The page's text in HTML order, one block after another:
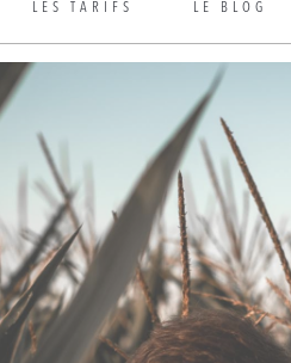
LES TARIFS LE BLOG